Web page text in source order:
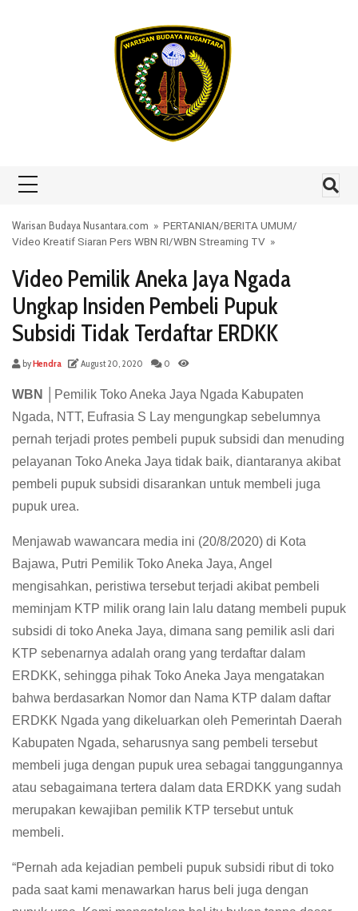
Warisan Budaya Nusantara.com » PERTANIAN/BERITA UMUM/
Video Kreatif Siaran Pers WBN RI/WBN Streaming TV »
Video Pemilik Aneka Jaya Ngada
Ungkap Insiden Pembeli Pupuk
Subsidi Tidak Terdaftar ERDKK
byHendra August 20, 2020 0
WBN │
Pemilik Toko Aneka Jaya Ngada Kabupaten
Ngada, NTT, Eufrasia S Lay mengungkap sebelumnya
pernah terjadi protes pembeli pupuk subsidi dan menuding
pelayanan Toko Aneka Jaya tidak baik, diantaranya akibat
pembeli pupuk subsidi disarankan untuk membeli juga
pupuk urea.
Menjawab wawancara media ini (20/8/2020) di Kota
Bajawa, Putri Pemilik Toko Aneka Jaya, Angel
mengisahkan, peristiwa tersebut terjadi akibat pembeli
meminjam KTP milik orang lain lalu datang membeli pupuk
subsidi di toko Aneka Jaya, dimana sang pemilik asli dari
KTP sebenarnya adalah orang yang terdaftar dalam
ERDKK, sehingga pihak Toko Aneka Jaya mengatakan
bahwa berdasarkan Nomor dan Nama KTP dalam daftar
ERDKK Ngada yang dikeluarkan oleh Pemerintah Daerah
Kabupaten Ngada, seharusnya sang pembeli tersebut
membeli juga dengan pupuk urea sebagai tanggungannya
atau sebagaimana tertera dalam data ERDKK yang sudah
merupakan kewajiban pemilik KTP tersebut untuk
membeli.
“Pernah ada kejadian pembeli pupuk subsidi ribut di toko
pada saat kami menawarkan harus beli juga dengan